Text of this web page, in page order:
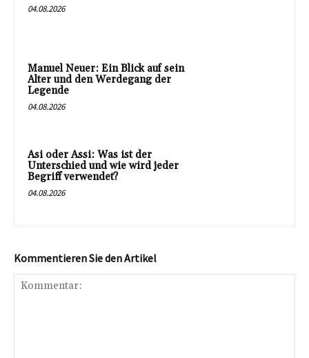
04.08.2026
Manuel Neuer: Ein Blick auf sein
Alter und den Werdegang der
Legende
04.08.2026
Asi oder Assi: Was ist der
Unterschied und wie wird jeder
Begriff verwendet?
04.08.2026
Kommentieren Sie den Artikel